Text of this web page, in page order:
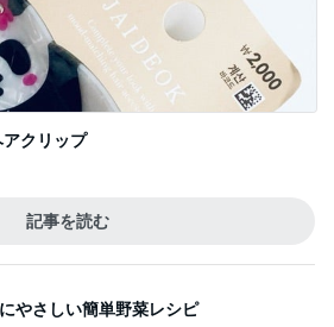
クリップ
記事を読む
やさしい簡単野菜レシピ